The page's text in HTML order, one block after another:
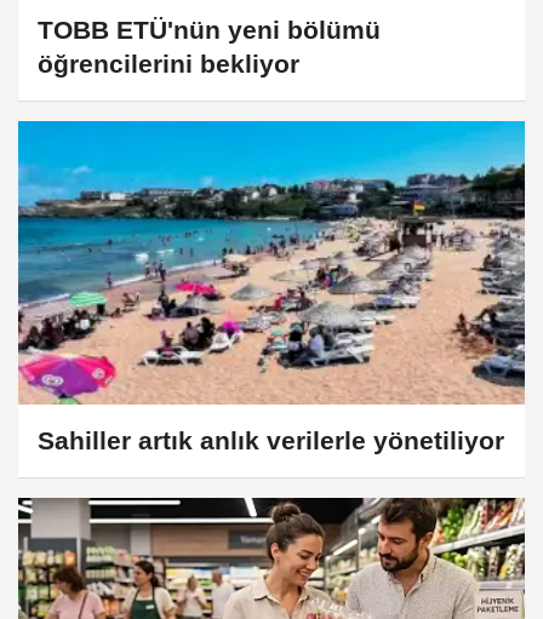
TOBB ETÜ'nün yeni bölümü
öğrencilerini bekliyor
Sahiller artık anlık verilerle yönetiliyor